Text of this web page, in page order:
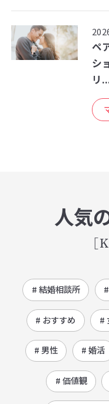
ペ
シ
リ
人気
# 結婚相談所
# おすすめ #
# 男性 # 婚活
# 価値観